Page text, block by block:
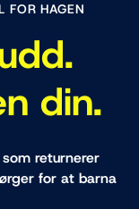
FOR HAGEN
din.
returnerer
for at barna